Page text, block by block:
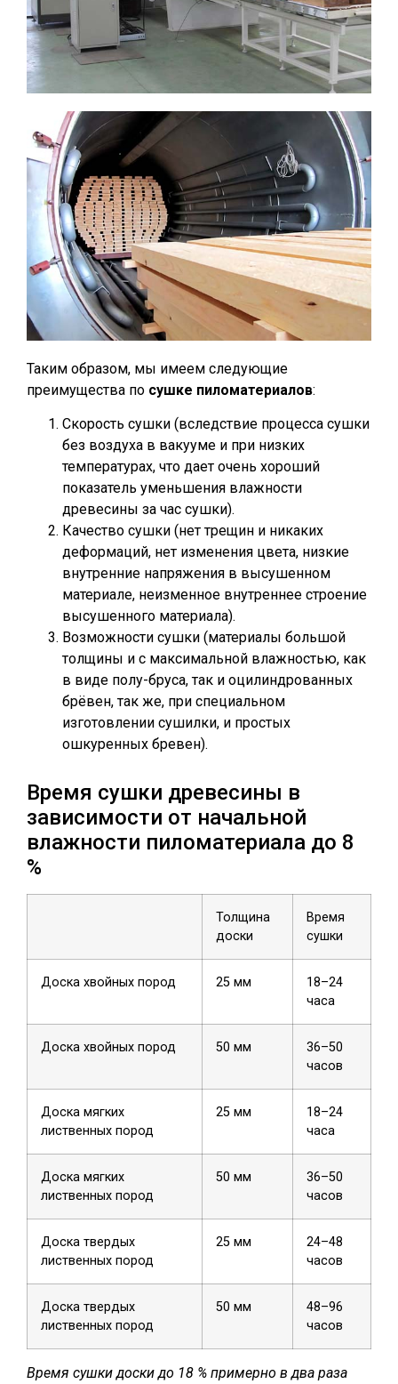
Таким образом, мы имеем следующие
преимущества по сушке пиломатериалов:
Скорость сушки (вследствие процесса сушки
без воздуха в вакууме и при низких
температурах, что дает очень хороший
показатель уменьшения влажности
древесины за час сушки).
Качество сушки (нет трещин и никаких
деформаций, нет изменения цвета, низкие
внутренние напряжения в высушенном
материале, неизменное внутреннее строение
высушенного материала).
Возможности сушки (материалы большой
толщины и с максимальной влажностью, как
в виде полу-бруса, так и оцилиндрованных
брёвен, так же, при специальном
изготовлении сушилки, и простых
ошкуренных бревен).
Время сушки древесины в
зависимости от начальной
влажности пиломатериала до 8
%
Толщина
доски
Время
сушки
Доска хвойных пород 25 мм
18–24
часа
Доска хвойных пород 50 мм
36–50
часов
Доска мягких
лиственных пород
25 мм
18–24
часа
Доска мягких
лиственных пород
50 мм
36–50
часов
Доска твердых
лиственных пород
25 мм
24–48
часов
Доска твердых
лиственных пород
50 мм
48–96
часов
Время сушки доски до 18 % примерно в два раза